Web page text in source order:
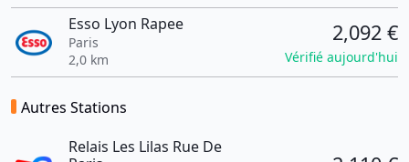
Esso Lyon Rapee
Paris
2,0 km
2,092 €
Vérifié aujourd'hui
Autres Stations
Relais Les Lilas Rue De